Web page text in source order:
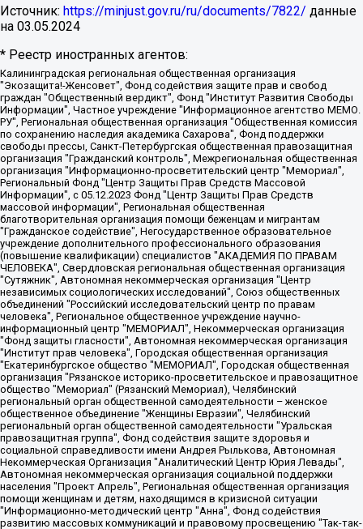
Источник: https://minjust.gov.ru/ru/documents/7822/ данные
на 03.05.2024
* Реестр иностранных агентов:
Калининградская региональная общественная организация "Экозащита!-Женсовет", Фонд содействия защите прав и свобод граждан "Общественный вердикт", Фонд "Институт Развития Свободы Информации", Частное учреждение "Информационное агентство МЕМО. РУ", Региональная общественная организация "Общественная комиссия по сохранению наследия академика Сахарова", Фонд поддержки свободы прессы, Санкт-Петербургская общественная правозащитная организация "Гражданский контроль", Межрегиональная общественная организация "Информационно-просветительский центр "Мемориал", Региональный Фонд "Центр Защиты Прав Средств Массовой Информации", с 05.12.2023 Фонд "Центр Защиты Прав Средств массовой информации", Региональная общественная благотворительная организация помощи беженцам и мигрантам "Гражданское содействие", Негосударственное образовательное учреждение дополнительного профессионального образования (повышение квалификации) специалистов "АКАДЕМИЯ ПО ПРАВАМ ЧЕЛОВЕКА", Свердловская региональная общественная организация "Сутяжник", Автономная некоммерческая организация "Центр независимых социологических исследований", Союз общественных объединений "Российский исследовательский центр по правам человека", Региональное общественное учреждение научно-информационный центр "МЕМОРИАЛ", Некоммерческая организация "Фонд защиты гласности", Автономная некоммерческая организация "Институт прав человека", Городская общественная организация "Екатеринбургское общество "МЕМОРИАЛ", Городская общественная организация "Рязанское историко-просветительское и правозащитное общество "Мемориал" (Рязанский Мемориал), Челябинский региональный орган общественной самодеятельности – женское общественное объединение "Женщины Евразии", Челябинский региональный орган общественной самодеятельности "Уральская правозащитная группа", Фонд содействия защите здоровья и социальной справедливости имени Андрея Рылькова, Автономная Некоммерческая Организация "Аналитический Центр Юрия Левады", Автономная некоммерческая организация социальной поддержки населения "Проект Апрель", Региональная общественная организация помощи женщинам и детям, находящимся в кризисной ситуации "Информационно-методический центр "Анна", Фонд содействия развитию массовых коммуникаций и правовому просвещению "Так-так-Так", Фонд содействия устойчивому развитию "Серебряная тайга", Свердловский региональный общественный фонд социальных проектов "Новое время", "Idel.Реалии", Кавказ.Реалии, Крым.Реалии, Телеканал Настоящее Время, Татаро-башкирская служба Радио Свобода (Azatliq Radiosi), Радио Свободная Европа/Радио Свобода (PCE/PC), "Сибирь.Реалии", "Фактограф", Благотворительный фонд помощи осужденным и их семьям, Автономная некоммерческая организация "Институт глобализации и социальных движений", Фонд "В защиту прав заключенных", Частное учреждение "Центр поддержки и содействия развитию средств массовой информации", Пензенский региональный общественный благотворительный фонд "Гражданский союз", "Север.Реалии", Некоммерческая организация Фонд "Правовая инициатива", Общество с ограниченной ответственностью "Радио Свободная Европа/Радио Свобода", Чешское информационное агентство "MEDIUM-ORIENT", Красноярская региональная общественная организация "Мы против СПИДа", Камалягин Денис Николаевич, Маркелов Сергей Евгеньевич, Пономарев Лев Александрович, Савицкая Людмила Алексеевна, Автономная некоммерческая организация "Центр по работе с проблемой насилия "НАСИЛИЮ.НЕТ", Межрегиональный профессиональный союз работников здравоохранения "Альянс врачей", Юридическое лицо, зарегистрированное в Латвийской Республике, SIA "Medusa Project" (регистрационный номер 40103797863, дата регистрации 10.06.2014), Некоммерческая организация "Фонд по борьбе с коррупцией", Автономная некоммерческая организация "Институт права и публичной политики", Баданин Роман Сергеевич, Гликин Максим Александрович, Железнова Мария Михайловна, Лукьянова Юлия Сергеевна, Маетная Елизавета Витальевна, Маняхин Петр Борисович, Чуракова Ольга Владимировна, Ярош Юлия Петровна, Юридическое лицо "The Insider SIA", зарегистрированное в Риге, Латвийская Республика (дата регистрации 26.06.2015), являющееся администратором доменного имени интернет-издания "The Insider SIA", https://theins.ru, Постернак Алексей Евгеньевич, Рубин Михаил Аркадьевич, Анин Роман Александрович, Юридическое лицо Istories fonds, зарегистрированное в Латвийской Республике (регистрационный номер 50008295751, дата регистрации 24.02.2020), Великовский Дмитрий Александрович, Долинина Ирина Николаевна, Мароховская Алеся Алексеевна, Шлейнов Роман Юрьевич, Шмагун Олеся Валентиновна, Общество с ограниченной ответственностью "Альтаир 2021", Общество с ограниченной ответственностью "Вега 2021", Общество с ограниченной ответственностью "Главный редактор 2021", Общество с ограниченной ответственностью "Ромашки монолит", Важенков Артем Валерьевич, Ивановская областная общественная организация "Центр гендерных исследований", Гурман Юрий Альбертович, Медиапроект "ОВД-Инфо", Егоров Владимир Владимирович, Жилинский Владимир Александрович, Общество с ограниченной ответственностью "ЗП", Иванова София Юрьевна, Карезина Инна Павловна, Кильтау Екатерина Викторовна, Петров Алексей Викторович, Пискунов Сергей Евгеньевич, Смирнов Сергей Сергеевич, Тихонов Михаил Сергеевич, Общество с ограниченной ответственностью "ЖУРНАЛИСТ-ИНОСТРАННЫЙ АГЕНТ", Арапова Галина Юрьевна, Вольтская Татьяна Анатольевна, Американская компания "Mason G.E.S. Anonymous Foundation" (США), являющаяся владельцем интернет-издания https://mnews.world/, Компания "Stichting Bellingcat", зарегистрированная в Нидерландах (дата регистрации 11.07.2018), Захаров Андрей Вячеславович, Клепиковская Екатерина Дмитриевна, Общество с ограниченной ответственностью "МЕМО", Перл Роман Александрович, Симонов Евгений Алексеевич, Соловьева Елена Анатольевна, Сотников Даниил Владимирович, Сурначева Елизавета Дмитриевна, Автономная некоммерческая организация по защите прав человека и информированию населения "Якутия – Наше Мнение", Общество с ограниченной ответственностью "Москоу диджитал медиа", с 26.01.2023 Общество с ограниченной ответственностью "Чайка Белые сады", Ветошкина Валерия Валерьевна, Заговора Максим Александрович, Межрегиональное общественное движение "Российская ЛГБТ - сеть", Оленичев Максим Владимирович, Павлов Иван Юрьевич, Скворцова Елена Сергеевна, Общество с ограниченной ответственностью "Как бы инагент", Кочетков Игорь Викторович, Общество с ограниченной ответственностью "Честные выборы", Еланчик Олег Александрович, Общество с ограниченной ответственностью "Нобелевский призыв", Гималова Регина Эмилевна, Григорьев Андрей Валерьевич, Григорьева Алина Александровна, Ассоциация по содействию защите прав призывников, альтернативнослужащих и военнослужащих "Правозащитная группа "Гражданин.Армия.Право", Хисамова Регина Фаритовна, Автономная некоммерческая организация по реализации социально-правовых программ "Лилит", Дальневосточное общественное движение "Маяк", Санкт-Петербургская ЛГБТ-инициативная группа "Выход", Инициативная группа ЛГБТ+ "Реверс", Алексеев Андрей Викторович, Бекбулатова Таисия Львовна, Беляев Иван Михайлович, Владыкина Елена Сергеевна, Гельман Марат Александрович, Никульшина Вероника Юрьевна, Толоконникова Надежда Андреевна, Шендерович Виктор Анатольевич, Общество с ограниченной ответственностью "Данное сообщение", Общество с ограниченной ответственностью Издательский дом "Новая глава", Айнбиндер Александра Александровна, Московский комьюнити-центр для ЛГБТ+инициатив, Благотворительный фонд развития филантропии, Deutsche Welle (Германия, Kurt-Schumacher-Strasse 3, 53113 Bonn), Борзунова Мария Михайловна, Воробьев Виктор Викторович, Голубева Анна Львовна, Константинова Алла Михайловна, Малкова Ирина Владимировна, Мурадов Мурад Абдулгалимович, Осетинская Елизавета Николаевна, Понасенков Евгений Николаевич, Ганапольский Матвей Юрьевич, Киселев Евгений Алексеевич, Борухович Ирина Григорьевна, Дремин Иван Тимофеевич, Дубровский Дмитрий Викторович, Красноярская региональная общественная организация поддержки и развития альтернативных образовательных технологий и межкультурных коммуникаций "ИНТЕРРА", Маяковская Екатерина Алексеевна, Фейгин Марк Захарович, Филимонов Андрей Викторович, Дзугкоева Регина Николаевна, Доброхотов Роман Александрович, Дудь Юрий Александрович, Елкин Сергей Владимирович, Кругликов Кирилл Игоревич, Сабунаева Мария Леонидовна, Семенов Алексей Владимирович, Шаинян Карен Багратович, Шульман Екатерина Михайловна, Асафьев Артур Валерьевич, Вахштайн Виктор Семенович, Венедиктов Алексей Алексеевич, Лушникова Екатерина Евгеньевна, Волков Леонид Михайлович, Невзоров Александр Глебович, Пархоменко Сергей Борисович, Сироткин Ярослав Николаевич, Кара-Мурза Владимир Владимирович, Баранова Наталья Владимировна, Гозман Леонид Яковлевич, Кагарлицкий Борис Юльевич, Климарев Михаил Валерьевич, Милов Владимир Станиславович, Автономная некоммерческая организация Краснодарский центр современного искусства "Типография", Моргенштерн Алишер Тагирович, Соболь Любовь Эдуардовна, Общество с ограниченной ответственностью "ЛИЗА НОРМ", Каспаров Гарри Кимович, Ходорковский Михаил Борисович, Общество с ограниченной ответственностью "Апрельские тезисы", Данилович Ирина Брониславовна, Кашин Олег Владимирович, Петров Николай Владимирович, Пивоваров Алексей Владимирович, Соколов Михаил Владимирович, Цветкова Юлия Владимировна, Чичваркин Евгений Александрович, Комитет против пыток/Команда против пыток, Общество с ограниченной ответственностью "Первый научный", Общество с ограниченной ответственностью "Вертолет и ко", Белоцерковская Вероника Борисовна, Кац Максим Евгеньевич, Лазарева Татьяна Юрьевна, Шаведдинов Руслан Табризович, Яшин Илья Валерьевич, Общество с ограниченной ответственностью "Иноагент ААВ", Алешковский Дмитрий Петрович, Альбац Евгения Марковна, Быков Дмитрий Львович, Галямина Юлия Евгеньевна, Лойко Сергей Леонидович, Мартынов Кирилл Константинович, Медведев Сергей Александрович, Крашенинников Федор Геннадиевич, Гордеева Катерина Вл